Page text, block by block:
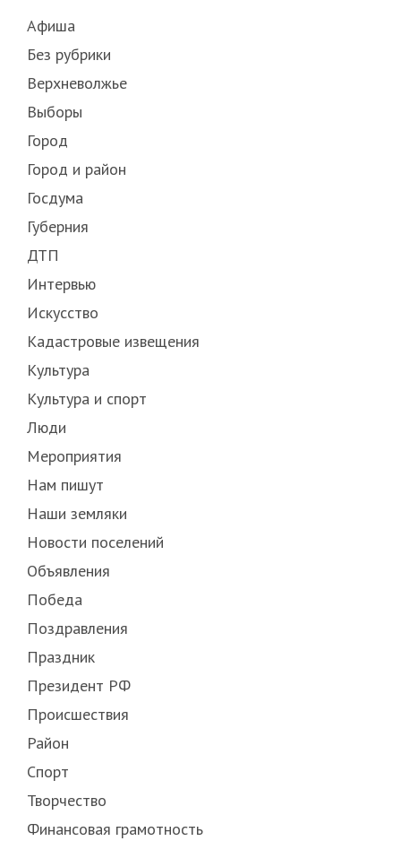
Афиша
Без рубрики
Верхневолжье
Выборы
Город
Город и район
Госдума
Губерния
ДТП
Интервью
Искусство
Кадастровые извещения
Культура
Культура и спорт
Люди
Мероприятия
Нам пишут
Наши земляки
Новости поселений
Объявления
Победа
Поздравления
Праздник
Президент РФ
Происшествия
Район
Спорт
Творчество
Финансовая грамотность